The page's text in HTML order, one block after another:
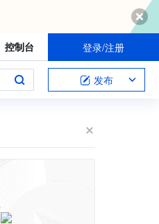
控制台 登录/注册
发布